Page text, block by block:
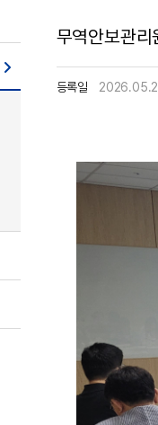
무역안보관리
등록일